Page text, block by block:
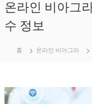
온라인 비아그
수 정보
홈 온라인 비아그라